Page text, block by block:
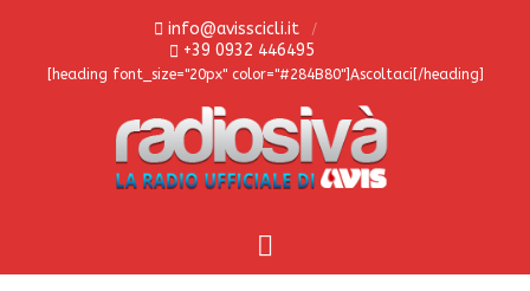
info@avisscicli.it
+39 0932 446495
[heading font_size="20px" color="#284B80"]Ascoltaci[/heading]